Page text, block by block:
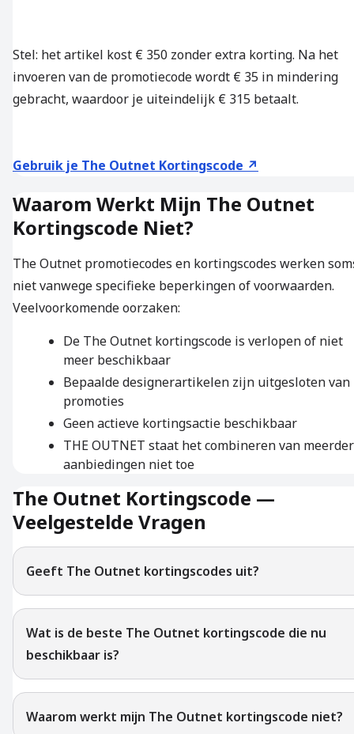
Stel: het artikel kost € 350 zonder extra korting. Na het
invoeren van de promotiecode wordt € 35 in mindering
gebracht, waardoor je uiteindelijk € 315 betaalt.
Gebruik je The Outnet Kortingscode ↗
Waarom Werkt Mijn The Outnet
Kortingscode Niet?
The Outnet promotiecodes en kortingscodes werken
niet vanwege specifieke beperkingen of voorwaarden.
Veelvoorkomende oorzaken:
De The Outnet kortingscode is verlopen of niet
meer beschikbaar
Bepaalde designerartikelen zijn uitgesloten van
promoties
Geen actieve kortingsactie beschikbaar
THE OUTNET staat het combineren van
aanbiedingen niet toe
The Outnet Kortingscode —
Veelgestelde Vragen
Geeft The Outnet kortingscodes uit?
Wat is de beste The Outnet kortingscode die nu
beschikbaar is?
Waarom werkt mijn The Outnet kortingscode niet?